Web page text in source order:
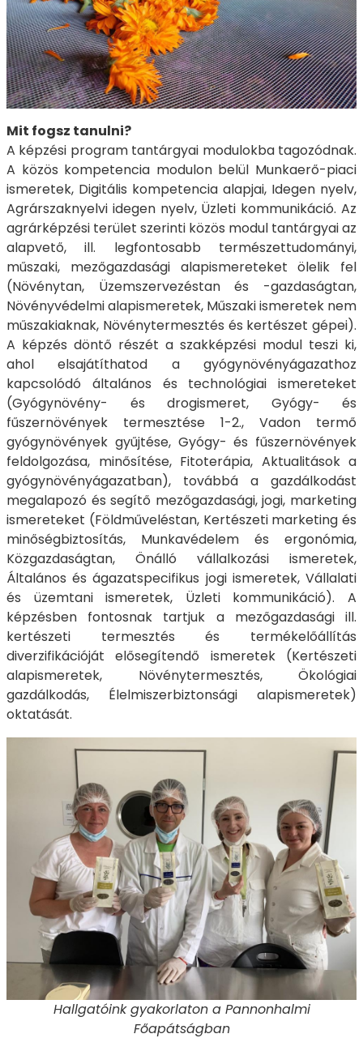
Mit fogsz tanulni?
A képzési program tantárgyai modulokba tagozódnak.
A közös kompetencia modulon belül Munkaerő-piaci
ismeretek, Digitális kompetencia alapjai, Idegen nyelv,
Agrárszaknyelvi idegen nyelv, Üzleti kommunikáció. Az
agrárképzési terület szerinti közös modul tantárgyai az
alapvető, ill. legfontosabb természettudományi,
műszaki, mezőgazdasági alapismereteket ölelik fel
(Növénytan, Üzemszervezéstan és -gazdaságtan,
Növényvédelmi alapismeretek, Műszaki ismeretek nem
műszakiaknak, Növénytermesztés és kertészet gépei).
A képzés döntő részét a szakképzési modul teszi ki,
ahol elsajátíthatod a gyógynövényágazathoz
kapcsolódó általános és technológiai ismereteket
(Gyógynövény- és drogismeret, Gyógy- és
fűszernövények termesztése 1-2., Vadon termő
gyógynövények gyűjtése, Gyógy- és fűszernövények
feldolgozása, minősítése, Fitoterápia, Aktualitások a
gyógynövényágazatban), továbbá a gazdálkodást
megalapozó és segítő mezőgazdasági, jogi, marketing
ismereteket (Földműveléstan, Kertészeti marketing és
minőségbiztosítás, Munkavédelem és ergonómia,
Közgazdaságtan, Önálló vállalkozási ismeretek,
Általános és ágazatspecifikus jogi ismeretek, Vállalati
és üzemtani ismeretek, Üzleti kommunikáció). A
képzésben fontosnak tartjuk a mezőgazdasági ill.
kertészeti termesztés és termékelőállítás
diverzifikációját elősegítendő ismeretek (Kertészeti
alapismeretek, Növénytermesztés, Ökológiai
gazdálkodás, Élelmiszerbiztonsági alapismeretek)
oktatását.
Hallgatóink gyakorlaton a Pannonhalmi
Főapátságban